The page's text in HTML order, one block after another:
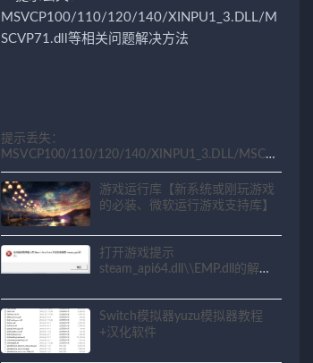
提示丢失：
MSVCP100/110/120/140/XINPU1_3.DLL/MSCV
P71.dll等相关问题解决方法
游戏运行库【新系统或刚玩游戏
的必装、微软运行游戏支持库】
打开游戏提示
steam_api64.dll\\EMP.dll的解决
Switch模拟器yuzu模拟器教程
+汉化软件